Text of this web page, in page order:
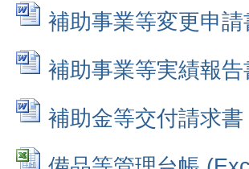
補助事業等変更申
補助事業等実績報
補助金等交付請求